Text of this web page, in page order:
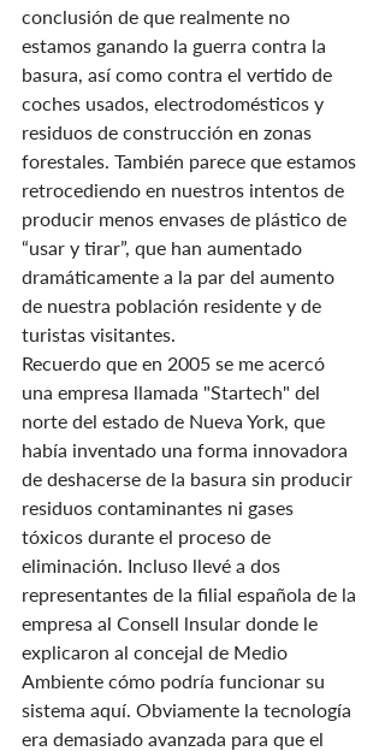
conclusión de que realmente no
estamos ganando la guerra contra la
basura, así como contra el vertido de
coches usados, electrodomésticos y
residuos de construcción en zonas
forestales. También parece que estamos
retrocediendo en nuestros intentos de
producir menos envases de plástico de
“usar y tirar”, que han aumentado
dramáticamente a la par del aumento
de nuestra población residente y de
turistas visitantes.
Recuerdo que en 2005 se me acercó
una empresa llamada "Startech" del
norte del estado de Nueva York, que
había inventado una forma innovadora
de deshacerse de la basura sin producir
residuos contaminantes ni gases
tóxicos durante el proceso de
eliminación. Incluso llevé a dos
representantes de la filial española de la
empresa al Consell lnsular donde le
explicaron al concejal de Medio
Ambiente cómo podría funcionar su
sistema aquí. Obviamente la tecnología
era demasiado avanzada para que el